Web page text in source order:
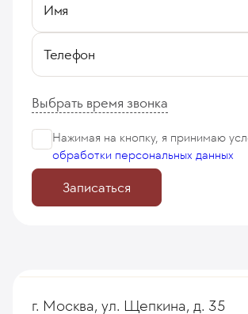
Имя
Телефон
Выбрать время звонка
Нажимая на кнопку, я принимаю
обработки персональных данных
Записаться
г. Москва, ул. Щепкина, д. 35